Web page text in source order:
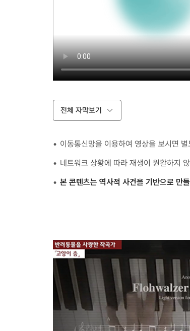
전체 자막보기
이동통신망을 이용하여 영상을 보시면
네트워크 상황에 따라 재생이 원활하지
본 콘텐츠는 역사적 사건을 기반으로 만